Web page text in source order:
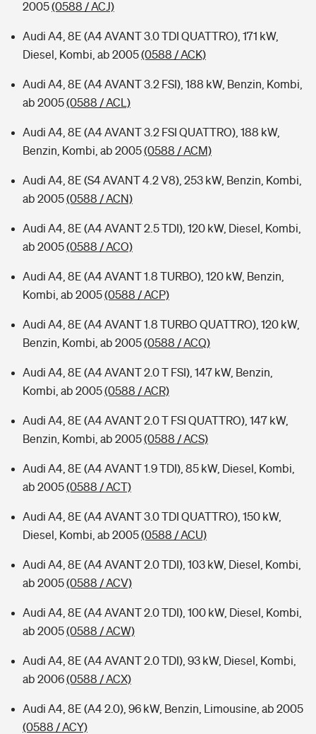
2005(0588 / ACJ)
Audi A4, 8E (A4 AVANT 3.0 TDI QUATTRO), 171 kW,
Diesel, Kombi, ab 2005(0588 / ACK)
Audi A4, 8E (A4 AVANT 3.2 FSI), 188 kW, Benzin, Kombi,
ab 2005(0588 / ACL)
Audi A4, 8E (A4 AVANT 3.2 FSI QUATTRO), 188 kW,
Benzin, Kombi, ab 2005(0588 / ACM)
Audi A4, 8E (S4 AVANT 4.2 V8), 253 kW, Benzin, Kombi,
ab 2005(0588 / ACN)
Audi A4, 8E (A4 AVANT 2.5 TDI), 120 kW, Diesel, Kombi,
ab 2005(0588 / ACO)
Audi A4, 8E (A4 AVANT 1.8 TURBO), 120 kW, Benzin,
Kombi, ab 2005(0588 / ACP)
Audi A4, 8E (A4 AVANT 1.8 TURBO QUATTRO), 120 kW,
Benzin, Kombi, ab 2005(0588 / ACQ)
Audi A4, 8E (A4 AVANT 2.0 T FSI), 147 kW, Benzin,
Kombi, ab 2005(0588 / ACR)
Audi A4, 8E (A4 AVANT 2.0 T FSI QUATTRO), 147 kW,
Benzin, Kombi, ab 2005(0588 / ACS)
Audi A4, 8E (A4 AVANT 1.9 TDI), 85 kW, Diesel, Kombi,
ab 2005(0588 / ACT)
Audi A4, 8E (A4 AVANT 3.0 TDI QUATTRO), 150 kW,
Diesel, Kombi, ab 2005(0588 / ACU)
Audi A4, 8E (A4 AVANT 2.0 TDI), 103 kW, Diesel, Kombi,
ab 2005(0588 / ACV)
Audi A4, 8E (A4 AVANT 2.0 TDI), 100 kW, Diesel, Kombi,
ab 2005(0588 / ACW)
Audi A4, 8E (A4 AVANT 2.0 TDI), 93 kW, Diesel, Kombi,
ab 2006(0588 / ACX)
Audi A4, 8E (A4 2.0), 96 kW, Benzin, Limousine, ab 2005
(0588 / ACY)